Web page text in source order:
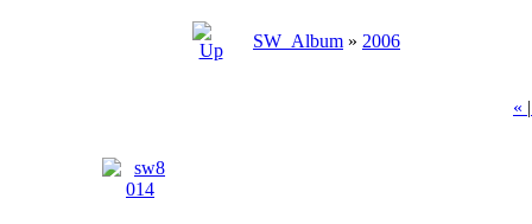
SW_Album » 2006
« |